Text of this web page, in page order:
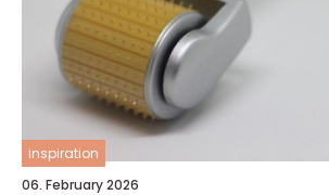
inspiration
06. February 2026